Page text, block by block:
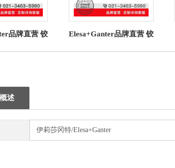
品牌直营 铰
锁定
Elesa+Ganter品牌直营 铰
技聚合体
述
伊莉莎冈特/Elesa+Ganter